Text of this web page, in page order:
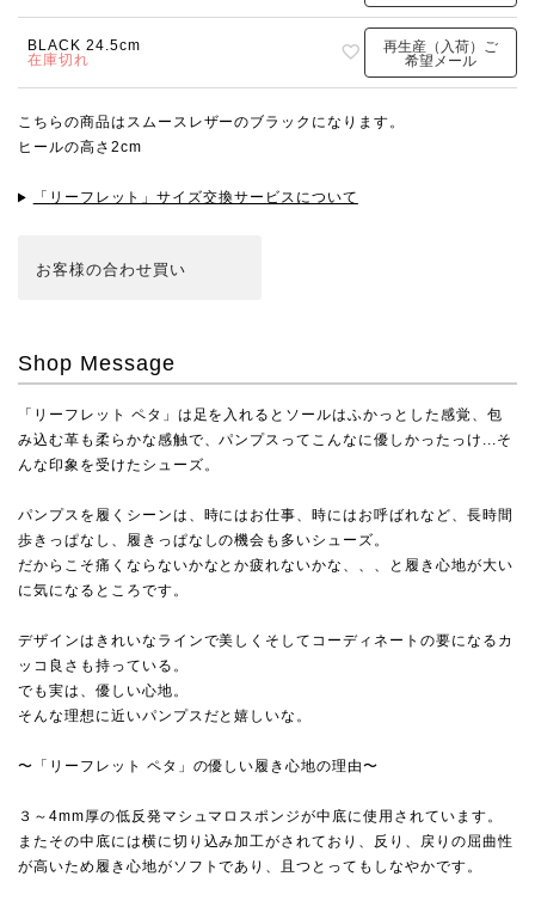
BLACK 24.5cm
在庫切れ
再生産（入荷）ご
希望メール
こちらの商品はスムースレザーのブラックになります。
ヒールの高さ2cm
「リーフレット」サイズ交換サービスについて
お客様の合わせ買い
Shop Message
「リーフレット ペタ」は足を入れるとソールはふかっとした感覚、包
み込む革も柔らかな感触で、パンプスってこんなに優しかったっけ...そ
んな印象を受けたシューズ。
パンプスを履くシーンは、時にはお仕事、時にはお呼ばれなど、長時間
歩きっぱなし、履きっぱなしの機会も多いシューズ。
だからこそ痛くならないかなとか疲れないかな、、、と履き心地が大い
に気になるところです。
デザインはきれいなラインで美しくそしてコーディネートの要になるカ
ッコ良さも持っている。
でも実は、優しい心地。
そんな理想に近いパンプスだと嬉しいな。
〜「リーフレット ペタ」の優しい履き心地の理由〜
３～4mm厚の低反発マシュマロスポンジが中底に使用されています。
またその中底には横に切り込み加工がされており、反り、戻りの屈曲性
が高いため履き心地がソフトであり、且つとってもしなやかです。